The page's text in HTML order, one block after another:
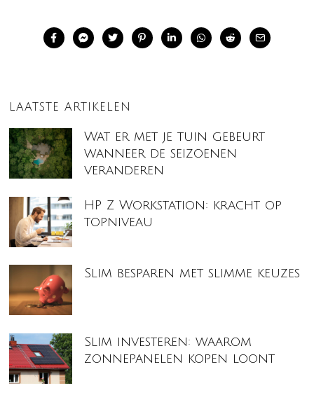
LAATSTE ARTIKELEN
Wat er met je tuin gebeurt
wanneer de seizoenen
veranderen
HP Z Workstation: kracht op
topniveau
Slim besparen met slimme keuzes
Slim investeren: waarom
zonnepanelen kopen loont